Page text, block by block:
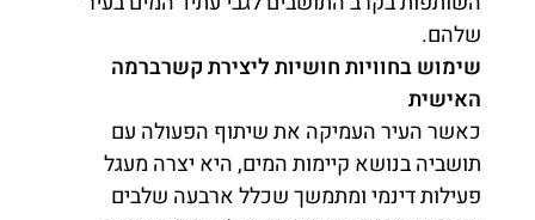
שלהם.
שימוש בחוויות חושיות ליצירת קשרברמה
האישית
כאשר העיר העמיקה את שיתוף הפעולה עם
תושביה בנושא קיימות המים, היא יצרה מעגל
פעילות דינמי ומתמשך שכלל ארבעה שלבים